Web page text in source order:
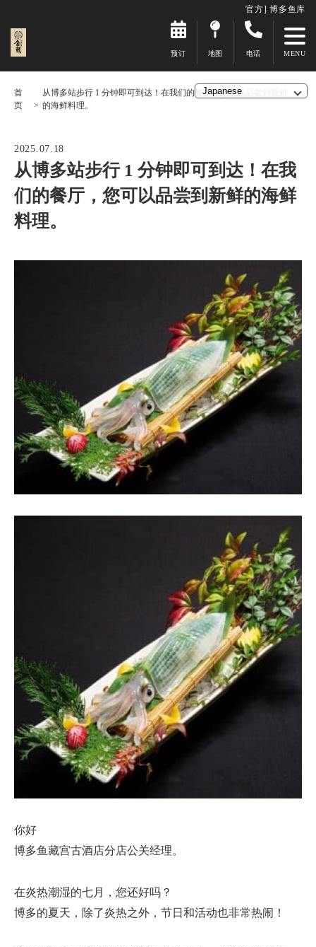
官方] 博多鱼库
预订 地图 电话
首
页
从博多站步行 1 分钟即可到达！在我们的餐厅，您可以品尝到新鲜
的海鲜料理。
2025.07.18
从博多站步行 1 分钟即可到达！在我
们的餐厅，您可以品尝到新鲜的海鲜
料理。
你好
博多鱼藏宫古酒店分店公关经理。
在炎热潮湿的七月，您还好吗？
博多的夏天，除了炎热之外，节日和活动也非常热闹！